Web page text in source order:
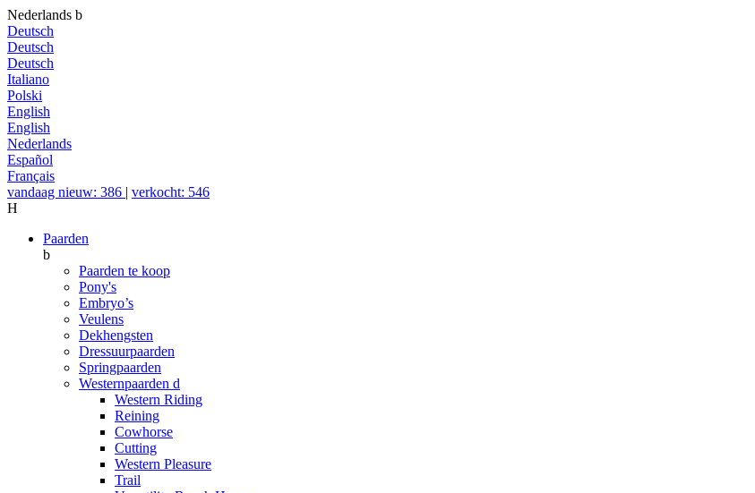
Nederlands b
Deutsch
Deutsch
Deutsch
Italiano
Polski
English
English
Nederlands
Español
Français
vandaag nieuw: 386 | verkocht: 546
H
Paarden
b
Paarden te koop
Pony's
Embryo’s
Veulens
Dekhengsten
Dressuurpaarden
Springpaarden
Westernpaarden d
Western Riding
Reining
Cowhorse
Cutting
Western Pleasure
Trail